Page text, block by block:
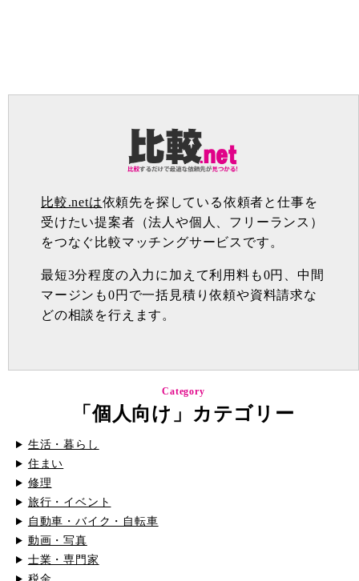
比較.netは依頼先を探している依頼者と仕事を
受けたい提案者（法人や個人、フリーランス）
をつなぐ比較マッチングサービスです。
最短3分程度の入力に加えて利用料も0円、中間
マージンも0円で一括見積り依頼や資料請求な
どの相談を行えます。
Category
「個人向け」カテゴリー
生活・暮らし
住まい
修理
旅行・イベント
自動車・バイク・自転車
動画・写真
士業・専門家